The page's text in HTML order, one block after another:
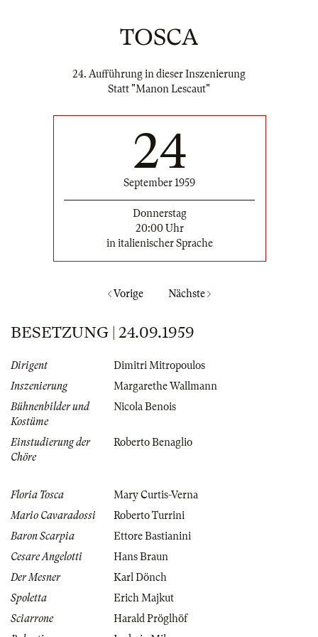
TOSCA
24. Aufführung in dieser Inszenierung
Statt "Manon Lescaut"
24
September 1959
Donnerstag
20:00 Uhr
in italienischer Sprache
Vorige Nächste
BESETZUNG | 24.09.1959
Dirigent
Dimitri Mitropoulos
Inszenierung
Margarethe Wallmann
Bühnenbilder und
Kostüme
Nicola Benois
Einstudierung der
Chöre
Roberto Benaglio
Floria Tosca
Mary Curtis-Verna
Mario Cavaradossi
Roberto Turrini
Baron Scarpia
Ettore Bastianini
Cesare Angelotti
Hans Braun
Der Mesner
Karl Dönch
Spoletta
Erich Majkut
Sciarrone
Harald Pröglhöf